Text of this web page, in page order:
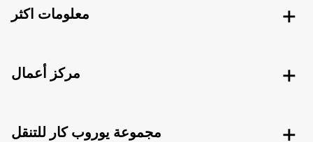
معلومات اكثر
مركز أعمال
مجموعة يوروب كار للتنقل